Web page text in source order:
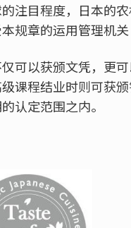
注目程度，日本的
规章的运用管理机
可以获颁文凭，更
课程结业时则可获颁
认定范围之内。